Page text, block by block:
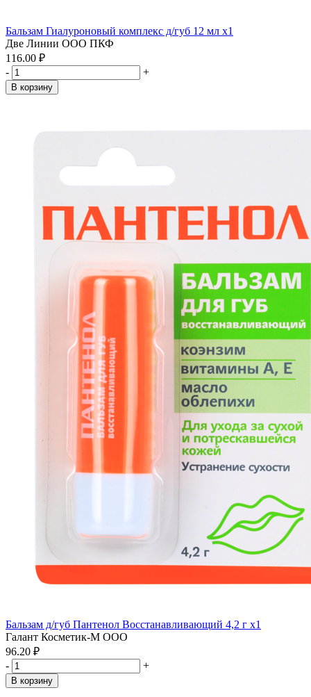
Бальзам Гиалуроновый комплекс д/губ 12 мл x1
Две Линии ООО ПКФ
116.00 ₽
-
+
В корзину
Бальзам д/губ Пантенол Восстанавливающий 4,2 г x1
Галант Косметик-М ООО
96.20 ₽
-
+
В корзину